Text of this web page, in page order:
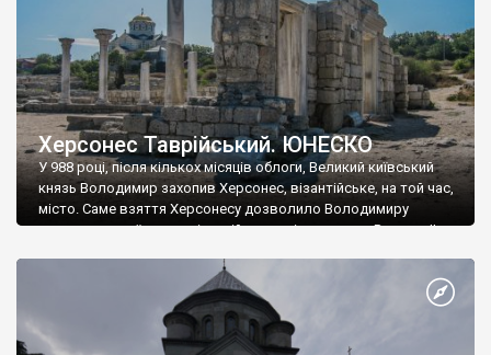
Херсонес Таврійський. ЮНЕСКО
У 988 році, після кількох місяців облоги, Великий київський
князь Володимир захопив Херсонес, візантійське, на той час,
місто. Саме взяття Херсонесу дозволило Володимиру
диктувати свої умови візантійському імператору Василю ІІ, та
Херсонесі Володимир-язичник, став Василем-християнином.
А потім було Хрещення Русі. На честь Херсонесу Таврійського